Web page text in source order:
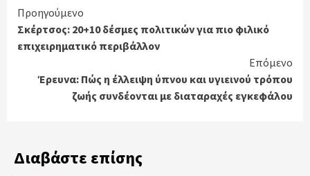
Continue
Reading
Προηγούμενο
Σκέρτσος: 20+10 δέσμες πολιτικών για πιο φιλικό
επιχειρηματικό περιβάλλον
Επόμενο
Έρευνα: Πώς η έλλειψη ύπνου και υγιεινού τρόπου
ζωής συνδέονται με διαταραχές εγκεφάλου
Διαβάστε επίσης